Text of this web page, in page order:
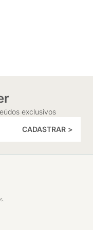
exclusivos
CADASTRAR >